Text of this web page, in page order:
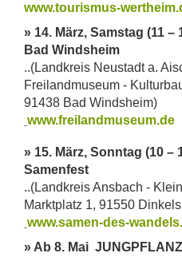
www.tourismus-
» 14. März, Samstag (11
Bad Windsheim
..(Landkreis Neustadt a.
Freilandmuseum -
91438 Bad Windsheim)
www.freilandmuseum.de
» 15. März, Sonntag (10
Samenfest
..(Landkreis Ansbach -
Marktplatz 1, 91550
www.samen-des-
» Ab 8. Mai